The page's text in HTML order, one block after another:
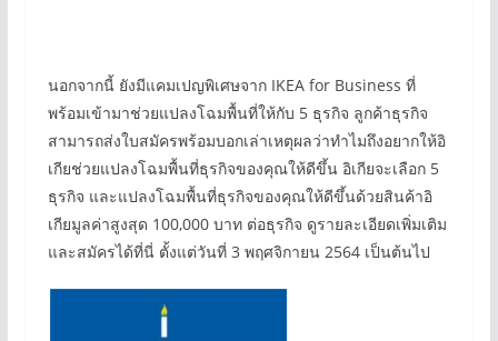
นอกจากนี้ ยังมีแคมเปญพิเศษจาก IKEA for Business ที่
พร้อมเข้ามาช่วยแปลงโฉมพื้นที่ให้กับ 5 ธุรกิจ ลูกค้าธุรกิจ
สามารถส่งใบสมัครพร้อมบอกเล่าเหตุผลว่าทำไมถึงอยากให้อิ
เกียช่วยแปลงโฉมพื้นที่ธุรกิจของคุณให้ดีขึ้น อิเกียจะเลือก 5
ธุรกิจ และแปลงโฉมพื้นที่ธุรกิจของคุณให้ดีขึ้นด้วยสินค้าอิ
เกียมูลค่าสูงสุด 100,000 บาท ต่อธุรกิจ ดูรายละเอียดเพิ่มเติม
และสมัครได้ที่นี่ ตั้งแต่วันที่ 3 พฤศจิกายน 2564 เป็นต้นไป